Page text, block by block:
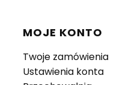
MOJE KONTO
Twoje zamówienia
Ustawienia konta